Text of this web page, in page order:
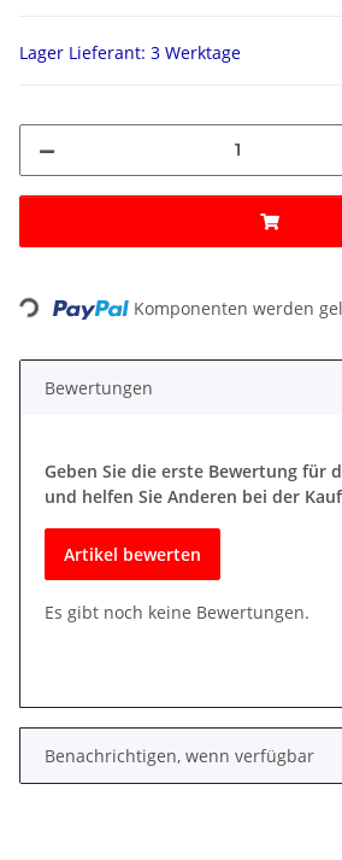
Lager Lieferant: 3 Werktage
Komponenten werden
Bewertungen
Geben Sie die erste Bewertung für
und helfen Sie Anderen bei der
Artikel bewerten
Es gibt noch keine Bewertungen.
Benachrichtigen, wenn verfügbar